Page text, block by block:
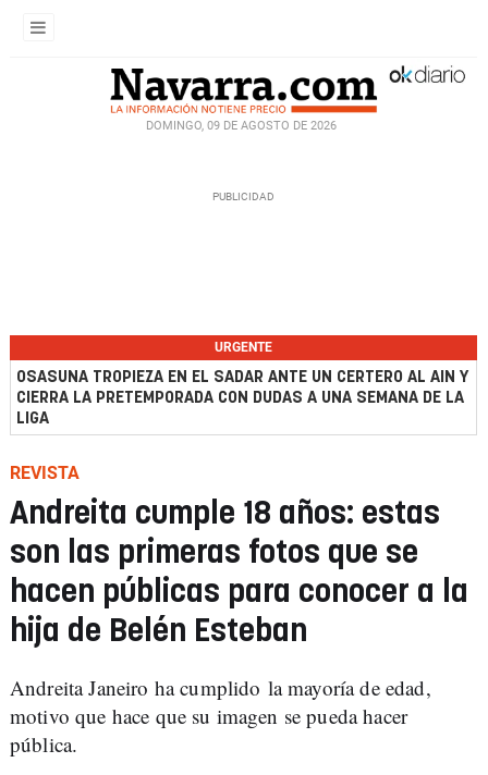
DOMINGO, 09 DE AGOSTO DE 2026
URGENTE
OSASUNA TROPIEZA EN EL SADAR ANTE UN CERTERO AL AIN Y
CIERRA LA PRETEMPORADA CON DUDAS A UNA SEMANA DE LA
LIGA
REVISTA
Andreita cumple 18 años: estas
son las primeras fotos que se
hacen públicas para conocer a la
hija de Belén Esteban
Andreita Janeiro ha cumplido la mayoría de edad,
motivo que hace que su imagen se pueda hacer
pública.